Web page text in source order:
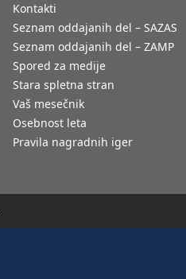
Kontakti
Seznam oddajanih del – SAZAS
Seznam oddajanih del – ZAMP
Spored za medije
Stara spletna stran
Vaš mesečnik
Osebnost leta
Pravila nagradnih iger